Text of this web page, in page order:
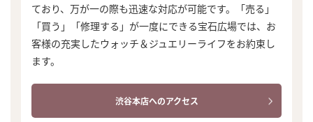
ており、万が一の際も迅速な対応が可能です。「売る」
「買う」「修理する」が一度にできる宝石広場では、お
客様の充実したウォッチ＆ジュエリーライフをお約束し
ます。
渋谷本店へのアクセス